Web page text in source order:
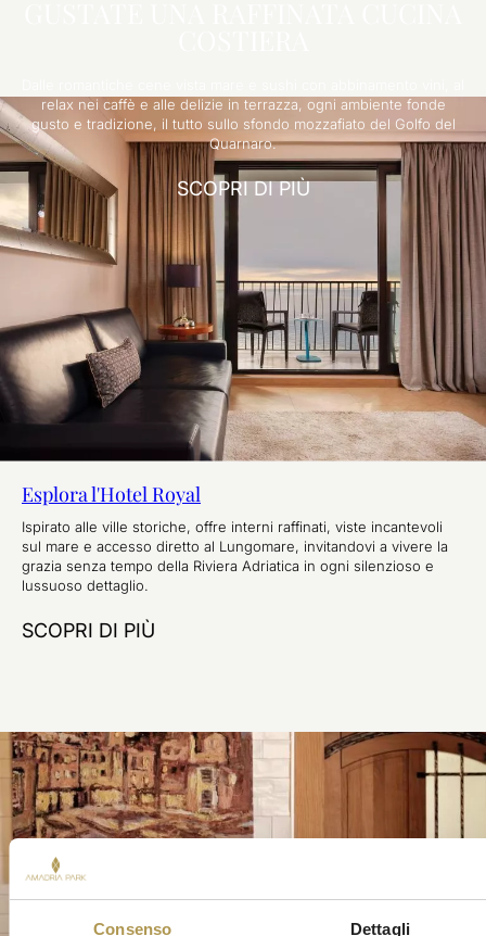
Consenso Dettagli
relax nei caffè e alle delizie in terrazza, ogni ambiente fonde
gusto e tradizione, il tutto sullo sfondo mozzafiato del Golfo del
Quarnaro.
SCOPRI DI PIÙ
Esplora l'Hotel Royal
Ispirato alle ville storiche, offre interni raffinati, viste incantevoli
sul mare e accesso diretto al Lungomare, invitandovi a vivere la
grazia senza tempo della Riviera Adriatica in ogni silenzioso e
lussuoso dettaglio.
SCOPRI DI PIÙ